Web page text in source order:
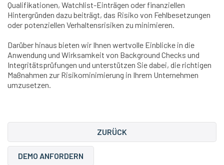
Qualifikationen, Watchlist-Einträgen oder finanziellen
Hintergründen dazu beiträgt, das Risiko von Fehlbesetzungen
oder potenziellen Verhaltensrisiken zu minimieren.
Darüber hinaus bieten wir Ihnen wertvolle Einblicke in die
Anwendung und Wirksamkeit von Background Checks und
Integritätsprüfungen und unterstützen Sie dabei, die richtigen
Maßnahmen zur Risikominimierung in Ihrem Unternehmen
umzusetzen.
ZURÜCK
DEMO ANFORDERN